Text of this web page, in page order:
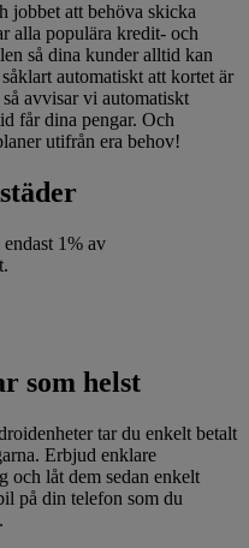
jobbet att behöva skicka
alla populära kredit- och
så dina kunder alltid kan
automatiskt att kortet är
avvisar vi automatiskt
får dina pengar. Och
utifrån era behov!
1% av
som helst
tar du enkelt betalt
Erbjud enklare
och låt dem sedan enkelt
på din telefon som du